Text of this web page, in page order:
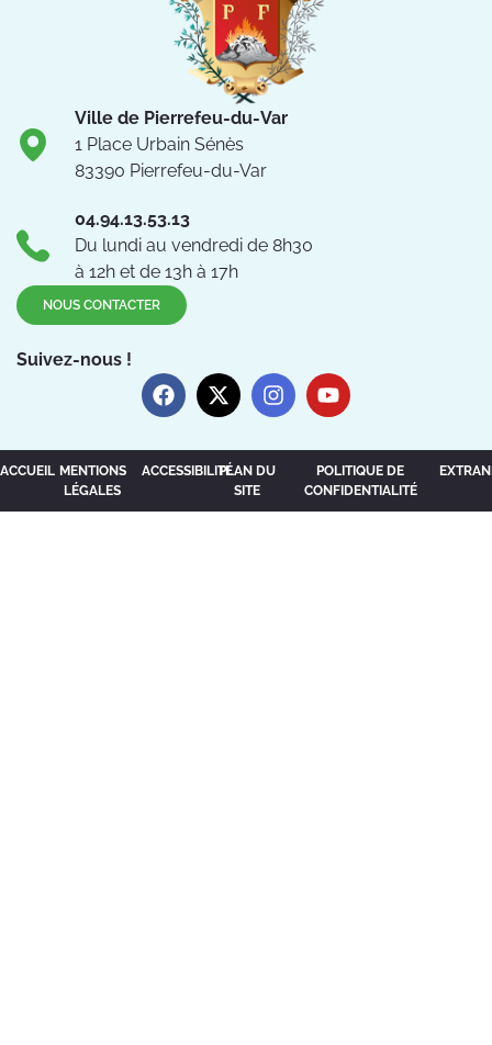
Ville de Pierrefeu-du-Var
1 Place Urbain Sénès
83390 Pierrefeu-du-Var
04.94.13.53.13
Du lundi au vendredi de 8h30
à 12h et de 13h à 17h
NOUS CONTACTER
Suivez-nous !
ACCUEIL MENTIONS
LÉGALES
ACCESSIBILITÉPLAN DU
SITE
POLITIQUE DE
CONFIDENTIALITÉ